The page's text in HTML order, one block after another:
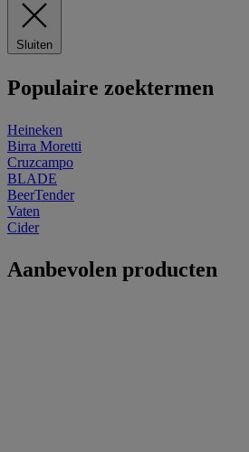
Sluiten
Populaire zoektermen
Heineken
Birra Moretti
Cruzcampo
BLADE
BeerTender
Vaten
Cider
Aanbevolen producten